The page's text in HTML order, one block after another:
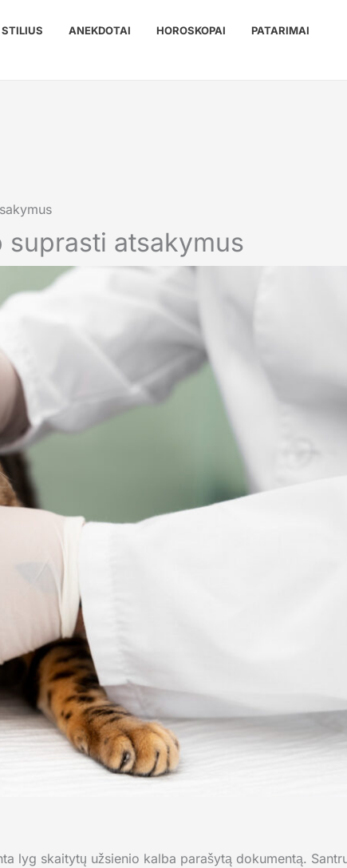
STILIUS ANEKDOTAI HOROSKOPAI
PATARIMAI
atsakymus
lyg skaitytų užsienio kalba parašytą dokumentą.